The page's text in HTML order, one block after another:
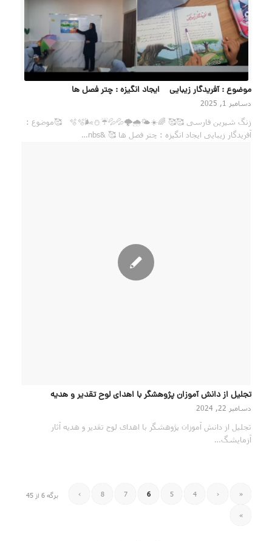
موضوع : آفریدگار زیبایی ایجاد انگیزه : چتر فصل ها
دسامبر 1, 2025
زنگ‌ شیرین فارسی 🥰🥰 🌈☀️🌤🌧🌩💦💦☔️⛄️🌬🫧🫧 🥰موضوع :
آفریدگار زیبایی ایجاد انگیزه : چتر فصل ها 🥰 &nbs…
تجلیل از دانش آموزان پژوهشگر با اهدای لوح تقدیر و هدیه
دسامبر 22, 2024
تجلیل از دانش آموزان پژوهشگر با اهدای لوح تقدیر و هدیه آثار
آزمایشگ…
برگه 6 از 45 «
‹
4
5
6
7
8
›
»